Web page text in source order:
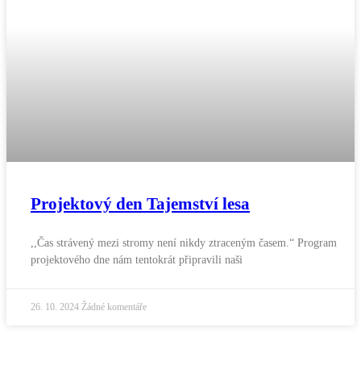
Projektový den Tajemství lesa
,,Čas strávený mezi stromy není nikdy ztraceným časem.“ Program
projektového dne nám tentokrát připravili naši
26. 10. 2024 Žádné komentáře